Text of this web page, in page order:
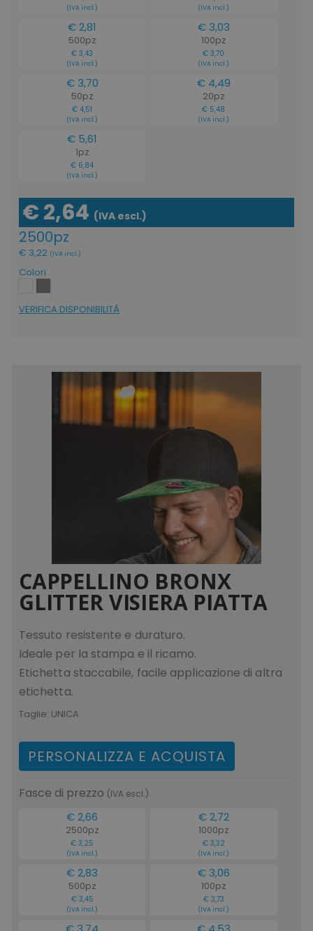
(IVA incl.) (IVA incl.)
€ 2,81
500pz
€ 3,43
(IVA incl.)
€ 3,03
100pz
€ 3,70
(IVA incl.)
€ 3,70
50pz
€ 4,51
(IVA incl.)
€ 4,49
20pz
€ 5,48
(IVA incl.)
€ 5,61
1pz
€ 6,84
(IVA incl.)
€ 2,64 (IVA escl.)
2500pz
€ 3,22 (IVA incl.)
Colori
VERIFICA DISPONIBILITÁ
CAPPELLINO BRONX
GLITTER VISIERA PIATTA
Tessuto resistente e duraturo.
Ideale per la stampa e il ricamo.
Etichetta staccabile, facile applicazione di altra
etichetta.
Taglie: UNICA
PERSONALIZZA E ACQUISTA
Fasce di prezzo (IVA escl.)
€ 2,66
2500pz
€ 3,25
(IVA incl.)
€ 2,72
1000pz
€ 3,32
(IVA incl.)
€ 2,83
500pz
€ 3,45
(IVA incl.)
€ 3,06
100pz
€ 3,73
(IVA incl.)